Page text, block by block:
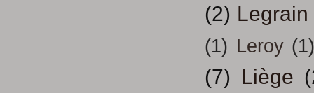
(2) Legrain
(1) Leroy
(7) Liège